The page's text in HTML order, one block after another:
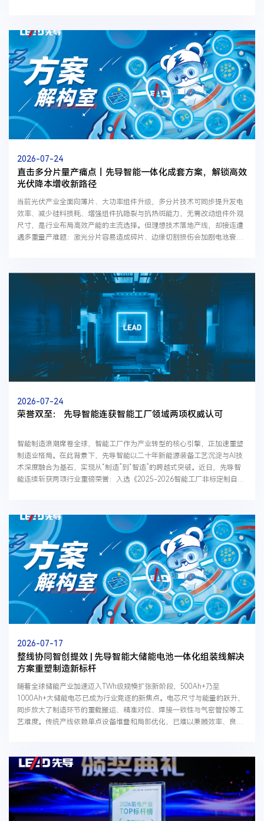
2026-07-24
直击多分片量产痛点丨先导智能一体化成套方案，解锁高效
光伏降本增收新路径
当前光伏产业全面向薄片、大功率组件升级，多分片技术可同步提升发电
效率、减少硅料损耗、增强组件抗隐裂与抗热斑能力，无需改动组件外观
尺寸，是行业布局高效产能的主流选择。但理想技术落地产线，却接连遭
遇多重量产难题：激光分片容易造成碎片、边缘切割损伤会加剧电池衰
2026-07-24
荣誉双至： 先导智能连获智能工厂领域两项权威认可
智能制造浪潮席卷全球，智能工厂作为产业转型的核心引擎，正加速重塑
制造业格局。在此背景下，先导智能以二十年新能源装备工艺沉淀与AI技
术深度融合为基石，实现从“制造”到“智造”的跨越式突破。近日，先导智
能连续斩获两项行业重磅荣誉：入选《2025-2026智能工厂非标定制自动
2026-07-17
整线协同智创提效 | 先导智能大储能电池一体化组装线解决
方案重塑制造新标杆
随着全球储能产业加速迈入TWh级规模扩张新阶段，500Ah+乃至
1000Ah+大储能电芯已成为行业竞逐的新焦点。电芯尺寸与能量的跃升，
同步放大了制造环节的重载搬运、精准对位、焊接一致性与气密管控等工
艺难度。传统产线依赖单点设备堆叠和局部优化，已难以兼顾效率、良率